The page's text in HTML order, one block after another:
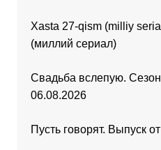
Xasta 27-qism (milliy
(миллий сериал)
Свадьба вслепую.
06.08.2026
Пусть говорят. Выпуск